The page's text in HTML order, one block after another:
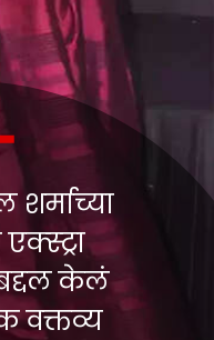
केलं
होतं धक्कादायक वक्तव्य